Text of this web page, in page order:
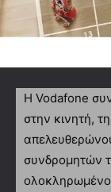
Η Vodafone
στην κινητή,
συνδρομητών